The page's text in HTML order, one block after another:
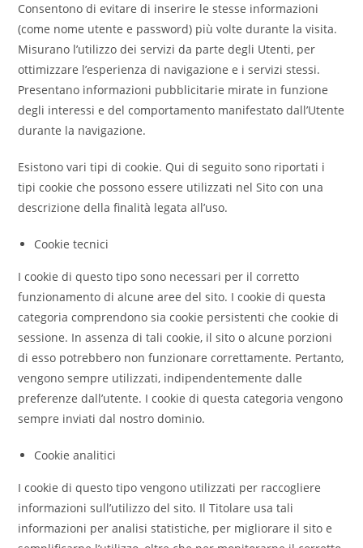
Consentono di evitare di inserire le stesse informazioni
(come nome utente e password) più volte durante la visita.
Misurano l’utilizzo dei servizi da parte degli Utenti, per
ottimizzare l’esperienza di navigazione e i servizi stessi.
Presentano informazioni pubblicitarie mirate in funzione
degli interessi e del comportamento manifestato dall’Utente
durante la navigazione.
Esistono vari tipi di cookie. Qui di seguito sono riportati i
tipi cookie che possono essere utilizzati nel Sito con una
descrizione della finalità legata all’uso.
Cookie tecnici
I cookie di questo tipo sono necessari per il corretto
funzionamento di alcune aree del sito. I cookie di questa
categoria comprendono sia cookie persistenti che cookie di
sessione. In assenza di tali cookie, il sito o alcune porzioni
di esso potrebbero non funzionare correttamente. Pertanto,
vengono sempre utilizzati, indipendentemente dalle
preferenze dall’utente. I cookie di questa categoria vengono
sempre inviati dal nostro dominio.
Cookie analitici
I cookie di questo tipo vengono utilizzati per raccogliere
informazioni sull’utilizzo del sito. Il Titolare usa tali
informazioni per analisi statistiche, per migliorare il sito e